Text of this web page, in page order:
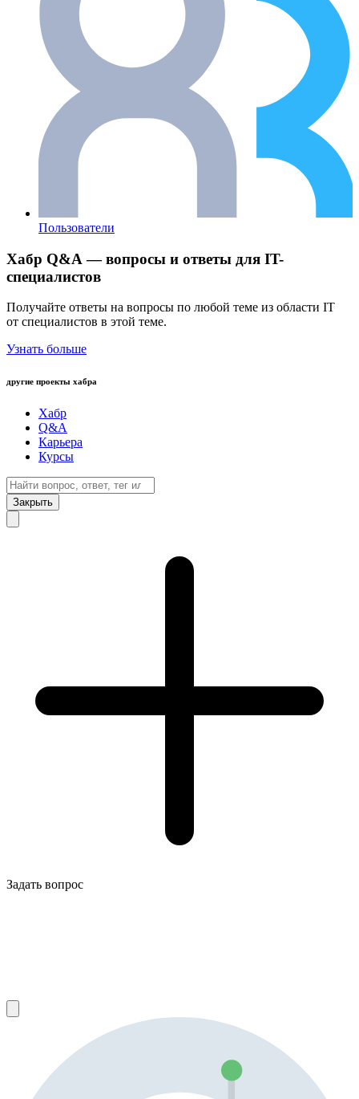
Пользователи
Хабр Q&A — вопросы и ответы для IT-
специалистов
Получайте ответы на вопросы по любой теме из области IT
от специалистов в этой теме.
Узнать больше
другие проекты хабра
Хабр
Q&A
Карьера
Курсы
Закрыть
Задать вопрос